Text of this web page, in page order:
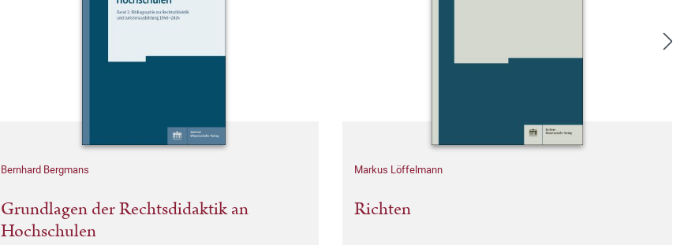
Bernhard Bergmans
Grundlagen der Rechtsdidaktik an
Hochschulen
Markus Löffelmann
Richten